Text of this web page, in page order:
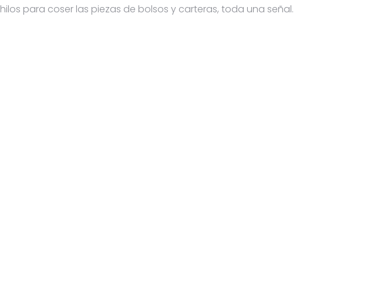
hilos para coser las piezas de bolsos y carteras, toda una señal.